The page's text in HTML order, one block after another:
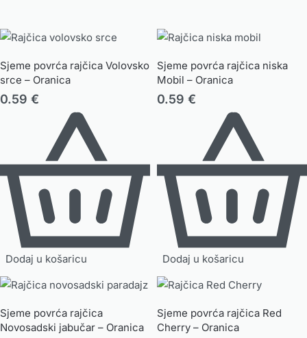
Sjeme povrća rajčica Volovsko
srce – Oranica
0.59 €
Dodaj u košaricu
Sjeme povrća rajčica niska
Mobil – Oranica
0.59 €
Dodaj u košaricu
Sjeme povrća rajčica
Novosadski jabučar – Oranica
Sjeme povrća rajčica Red
Cherry – Oranica